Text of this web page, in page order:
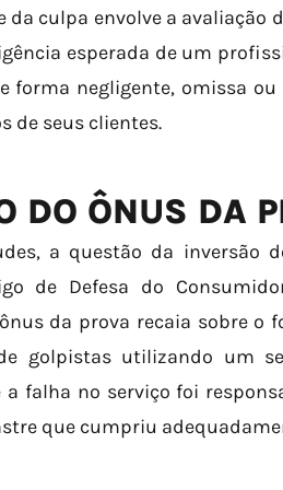
da culpa envolve a avaliação
esperada de um
forma negligente, omissa
de seus clientes.
DO ÔNUS DA
a questão da inversão
de Defesa do
da prova recaia sobre o
golpistas utilizando um
a falha no serviço foi
que cumpriu